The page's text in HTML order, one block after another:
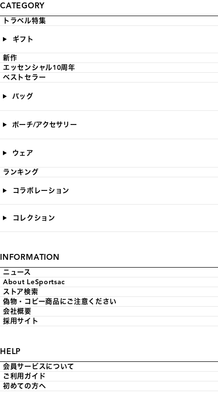
CATEGORY
トラベル特集
ギフト
新作
エッセンシャル10周年
ベストセラー
バッグ
ポーチ/アクセサリー
ウェア
ランキング
コラボレーション
コレクション
INFORMATION
ニュース
About LeSportsac
ストア検索
偽物・コピー商品にご注意ください
会社概要
採用サイト
HELP
会員サービスについて
ご利用ガイド
初めての方へ